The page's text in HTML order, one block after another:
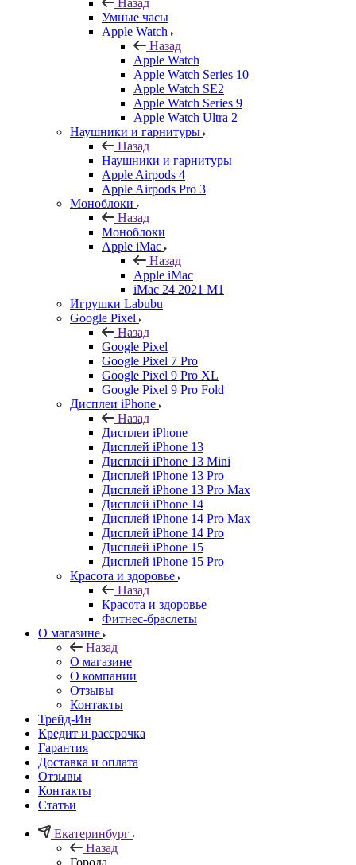
Назад
Умные часы
Apple Watch
Назад
Apple Watch
Apple Watch Series 10
Apple Watch SE2
Apple Watch Series 9
Apple Watch Ultra 2
Наушники и гарнитуры
Назад
Наушники и гарнитуры
Apple Airpods 4
Apple Airpods Pro 3
Моноблоки
Назад
Моноблоки
Apple iMac
Назад
Apple iMac
iMac 24 2021 M1
Игрушки Labubu
Google Pixel
Назад
Google Pixel
Google Pixel 7 Pro
Google Pixel 9 Pro XL
Google Pixel 9 Pro Fold
Дисплеи iPhone
Назад
Дисплеи iPhone
Дисплей iPhone 13
Дисплей iPhone 13 Mini
Дисплей iPhone 13 Pro
Дисплей iPhone 13 Pro Max
Дисплей iPhone 14
Дисплей iPhone 14 Pro Max
Дисплей iPhone 14 Pro
Дисплей iPhone 15
Дисплей iPhone 15 Pro
Красота и здоровье
Назад
Красота и здоровье
Фитнес-браслеты
О магазине
Назад
О магазине
О компании
Отзывы
Контакты
Трейд-Ин
Кредит и рассрочка
Гарантия
Доставка и оплата
Отзывы
Контакты
Статьи
Екатеринбург
Назад
Города